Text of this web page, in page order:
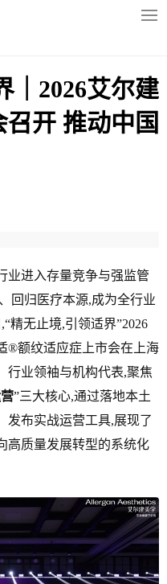
｜2026艾尔建
开 推动中国
业进入存量竞争与强监管
回归医疗本源,成为全行业
精无止境,引领适界”2026
®额纹适应症上市会在上海
行业领袖与机构代表,聚焦
”三大核心,通过落地本土
发布实战运营工具,展现了
高质量发展转型的系统化